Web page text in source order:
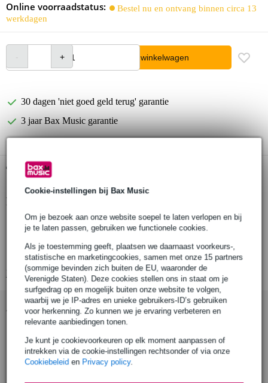
Cookie-instellingen bij Bax Music
Om je bezoek aan onze website soepel te laten verlopen en bij
je te laten passen, gebruiken we functionele cookies.
Als je toestemming geeft, plaatsen we daarnaast voorkeurs-,
statistische en marketingcookies, samen met onze 15 partners
(sommige bevinden zich buiten de EU, waaronder de
Verenigde Staten). Deze cookies stellen ons in staat om je
surfgedrag op en mogelijk buiten onze website te volgen,
waarbij we je IP-adres en unieke gebruikers-ID’s gebruiken
voor herkenning. Zo kunnen we je ervaring verbeteren en
relevante aanbiedingen tonen.
Je kunt je cookievoorkeuren op elk moment aanpassen of
intrekken via de cookie-instellingen rechtsonder of via onze
Cookiebeleid en Privacy policy.
Online voorraadstatus:
Bestel nu en ontvang binnen circa 13
werkdagen
In winkelwagen
30 dagen 'niet goed geld terug' garantie
3 jaar Bax Music garantie
Gratis ophalen in de winkel
Productinformatie
Materiaal: AW6082 T6 Aluminium, RVS
Buisdiameter: Ø38-51 mm
Bekijk alle productspecificaties
Accessoires (9)